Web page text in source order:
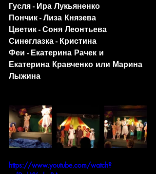
Гусля - Ира Лукьяненко
Пончик - Лиза Князева
Цветик - Соня Леонтьева
Синеглазка - Кристина
Феи - Екатерина Рачек и
Екатерина Кравченко или Марина
Лыжина
https://www.youtube.com/watch?